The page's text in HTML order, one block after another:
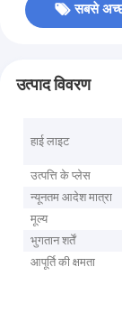
सबसे
उत्पाद विवरण
हाई लाइट
उत्पत्ति के प्लेस
न्यूनतम आदेश मात्रा
मूल्य
भुगतान शर्तें
आपूर्ति की क्षमता